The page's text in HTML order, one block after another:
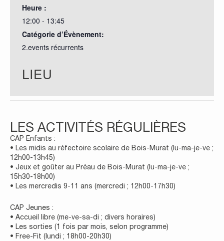
Heure :
12:00 - 13:45
Catégorie d’Évènement:
2.events récurrents
LIEU
LES ACTIVITÉS RÉGULIÈRES
CAP Enfants :
• Les midis au réfectoire scolaire de Bois-Murat (lu-ma-je-ve ;
12h00-13h45)
• Jeux et goûter au Préau de Bois-Murat (lu-ma-je-ve ;
15h30-18h00)
• Les mercredis 9-11 ans (mercredi ; 12h00-17h30)
CAP Jeunes :
• Accueil libre (me-ve-sa-di ; divers horaires)
• Les sorties (1 fois par mois, selon programme)
• Free-Fit (lundi ; 18h00-20h30)